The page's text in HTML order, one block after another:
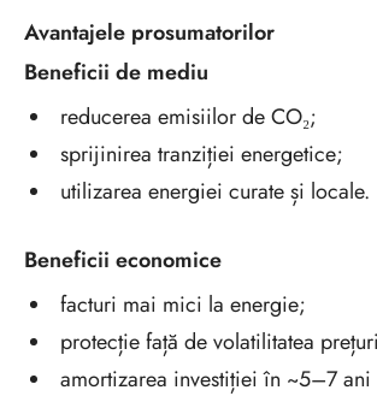
Avantajele prosumatorilor
Beneficii de mediu
reducerea emisiilor de CO₂;
sprijinirea tranziției energetice;
utilizarea energiei curate și locale.
Beneficii economice
facturi mai mici la energie;
protecție față de volatilitatea
amortizarea investiției în ~5–7